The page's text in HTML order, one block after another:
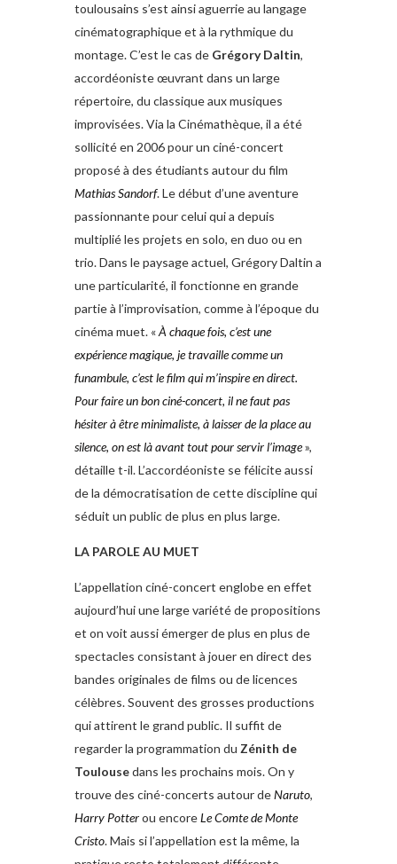
toulousains s’est ainsi aguerrie au langage
cinématographique et à la rythmique du
montage. C’est le cas de Grégory Daltin,
accordéoniste œuvrant dans un large
répertoire, du classique aux musiques
improvisées. Via la Cinémathèque, il a été
sollicité en 2006 pour un ciné-concert
proposé à des étudiants autour du film
Mathias Sandorf. Le début d’une aventure
passionnante pour celui qui a depuis
multiplié les projets en solo, en duo ou en
trio. Dans le paysage actuel, Grégory Daltin a
une particularité, il fonctionne en grande
partie à l’improvisation, comme à l’époque du
cinéma muet. «À chaque fois, c’est une
expérience magique, je travaille comme un
funambule, c’est le film qui m’inspire en direct.
Pour faire un bon ciné-concert, il ne faut pas
hésiter à être minimaliste, à laisser de la place au
silence, on est là avant tout pour servir l’image»,
détaille t-il. L’accordéoniste se félicite aussi
de la démocratisation de cette discipline qui
séduit un public de plus en plus large.
LA PAROLE AU MUET
L’appellation ciné-concert englobe en effet
aujourd’hui une large variété de propositions
et on voit aussi émerger de plus en plus de
spectacles consistant à jouer en direct des
bandes originales de films ou de licences
célèbres. Souvent des grosses productions
qui attirent le grand public. Il suffit de
regarder la programmation du Zénith de
Toulousedans les prochains mois. On y
trouve des ciné-concerts autour deNaruto,
Harry Potterou encoreLe Comte de Monte
Cristo. Mais si l’appellation est la même, la